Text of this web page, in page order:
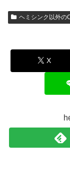
ヘミシンク以外の
X